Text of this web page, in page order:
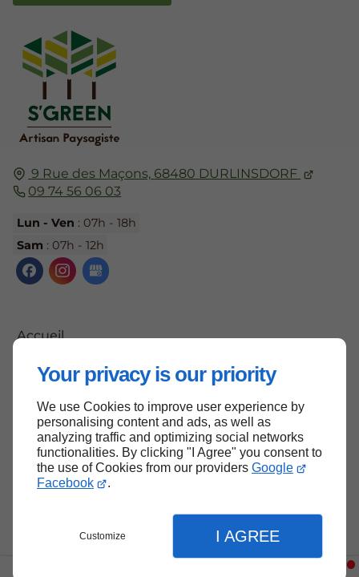
Your privacy is our priority
We use Cookies to improve user experience by
personalising content and ads, as well as
analyzing traffic and optimizing social networks
functionalities. By clicking "I Agree" you consent to
the use of Cookies from our providers Google
Facebook
.
Customize I AGREE
9 Rue des Maçons, 68480 DURLINSDORF
09 74 56 06 03
Lun - Ven : 07h - 18h
Sam : 07h - 12h
Accueil
Mentions légales
Plan du site